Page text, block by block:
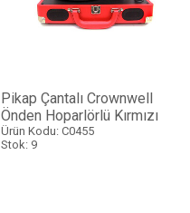
Pikap Çantalı Crownwell
Önden Hoparlörlü Kırmızı
Ürün Kodu: C0455
Stok: 9